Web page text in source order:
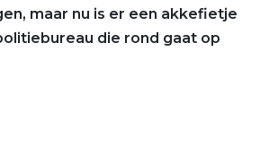
maar nu is er een akkefietje
die rond gaat op